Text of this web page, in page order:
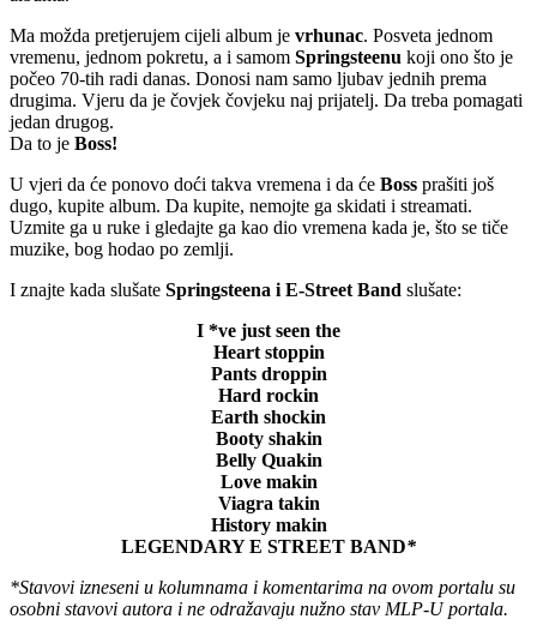
Ma možda pretjerujem cijeli album je vrhunac. Posveta jednom
vremenu, jednom pokretu, a i samom Springsteenu koji ono što je
počeo 70-tih radi danas. Donosi nam samo ljubav jednih prema
drugima. Vjeru da je čovjek čovjeku naj prijatelj. Da treba pomagati
jedan drugog.
Da to je Boss!
U vjeri da će ponovo doći takva vremena i da će Boss prašiti još
dugo, kupite album. Da kupite, nemojte ga skidati i streamati.
Uzmite ga u ruke i gledajte ga kao dio vremena kada je, što se tiče
muzike, bog hodao po zemlji.
I znajte kada slušate Springsteena i E-Street Band slušate:
I *ve just seen the
Heart stoppin
Pants droppin
Hard rockin
Earth shockin
Booty shakin
Belly Quakin
Love makin
Viagra takin
History makin
LEGENDARY E STREET BAND*
*Stavovi izneseni u kolumnama i komentarima na ovom portalu su
osobni stavovi autora i ne odražavaju nužno stav MLP-U portala.